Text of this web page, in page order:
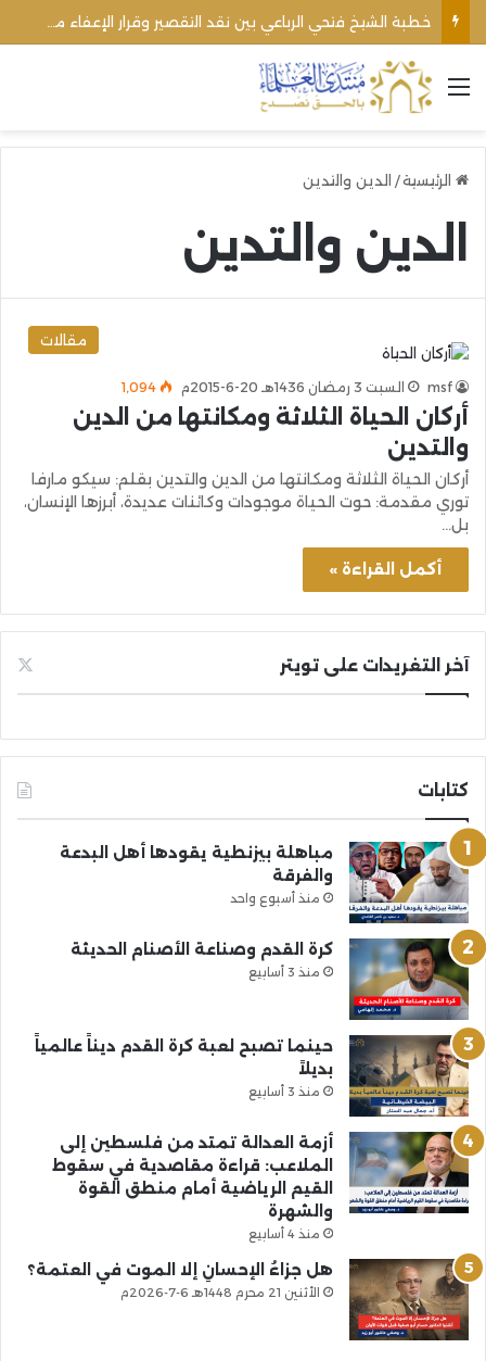
القائمة
الرئيسية/ الدين والتدين
الدين والتدين
مقالات
msf السبت 3 رمضان 1436هـ 20-6-2015م 1٬094
أركان الحياة الثلاثة ومكانتها من الدين
والتدين
أركان الحياة الثلاثة ومكانتها من الدين والتدين بقلم: سيكو مارفا
توري مقدمة: حوت الحياة موجودات وكائنات عديدة، أبرزها الإنسان،
بل…
أكمل القراءة »
آخر التغريدات على تويتر
كتابات
مباهلة بيزنطية يقودها أهل البدعة
والفرقة
منذ أسبوع واحد
كرة القدم وصناعة الأصنام الحديثة
منذ 3 أسابيع
حينما تصبح لعبة كرة القدم ديناً عالمياً
بديلاً
منذ 3 أسابيع
أزمة العدالة تمتد من فلسطين إلى
الملاعب: قراءة مقاصدية في سقوط
القيم الرياضية أمام منطق القوة
والشهرة
منذ 4 أسابيع
هل جزاءُ الإحسانِ إلا الموت في العتمة؟
الأثنين 21 محرم 1448هـ 6-7-2026م